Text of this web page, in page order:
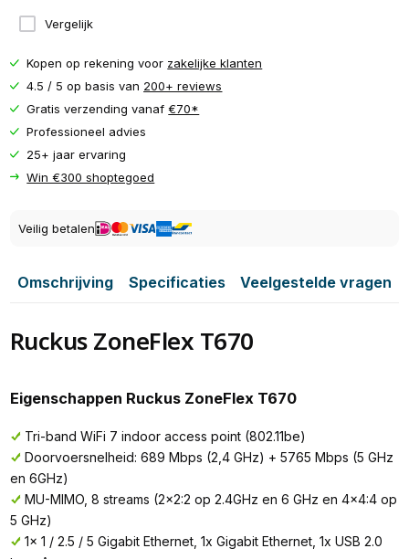
Vergelijk
Kopen op rekening voor zakelijke klanten
4.5 / 5 op basis van 200+ reviews
Gratis verzending vanaf€70*
Professioneel advies
25+ jaar ervaring
Win €300 shoptegoed
Veilig betalen
Omschrijving Specificaties Veelgestelde vragen
Ruckus ZoneFlex T670
Eigenschappen Ruckus ZoneFlex T670
Tri-band WiFi 7 indoor access point (802.11be)
Doorvoersnelheid: 689 Mbps (2,4 GHz) + 5765 Mbps (5 GHz
en 6GHz)
MU-MIMO, 8 streams (2x2:2 op 2.4GHz en 6 GHz en 4x4:4 op
5 GHz)
1x 1 / 2.5 / 5 Gigabit Ethernet, 1x Gigabit Ethernet, 1x USB 2.0